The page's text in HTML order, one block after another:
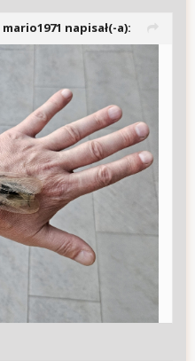
mario1971 napisał(-a):